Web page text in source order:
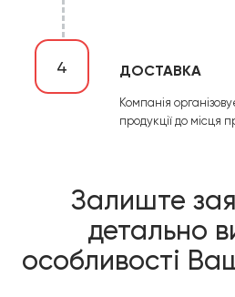
4 ДОСТАВКА
Компанія
продукції до місця
Залиште
детально
особливості